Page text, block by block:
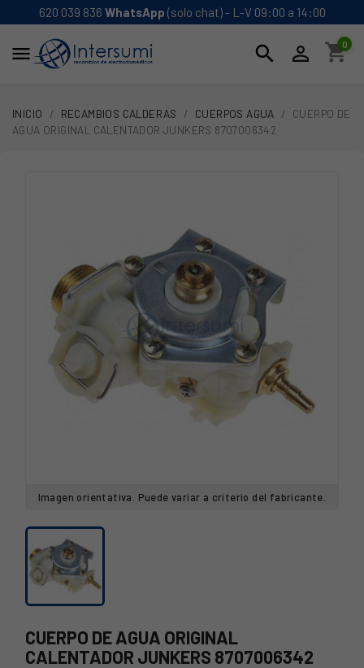
620 039 836 WhatsApp (solo chat) - L-V 09:00 a 14:00
 search  shopping_cart
0
INICIO RECAMBIOS CALDERAS CUERPOS AGUA
CUERPO DE
AGUA ORIGINAL CALENTADOR JUNKERS 8707006342
Imagen orientativa. Puede variar a criterio del fabricante.
CUERPO DE AGUA ORIGINAL
CALENTADOR JUNKERS 8707006342